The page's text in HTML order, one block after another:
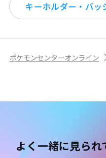
キーホルダー・バッ
ポケモンセンターオンライン
よく一緒に見られ